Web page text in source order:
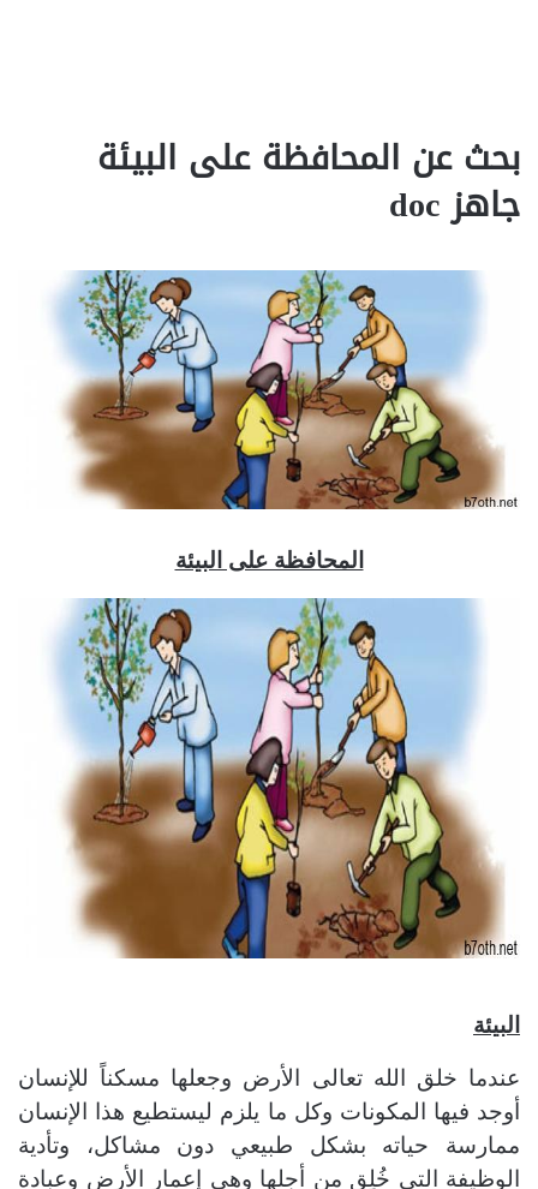
بحث عن المحافظة على البيئة
جاهز doc‎
المحافظة على البيئة
البيئة
عندما خلق الله تعالى الأرض وجعلها مسكناً للإنسان
أوجد فيها المكونات وكل ما يلزم ليستطيع هذا الإنسان
ممارسة حياته بشكل طبيعي دون مشاكل، وتأدية
الوظيفة التي خُلِق من أجلها وهي إعمار الأرض وعبادة